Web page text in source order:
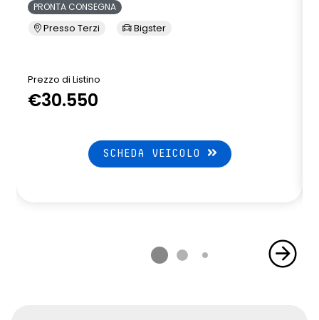
PRONTA CONSEGNA
Presso Terzi Bigster
Prezzo di Listino
€30.550
SCHEDA VEICOLO